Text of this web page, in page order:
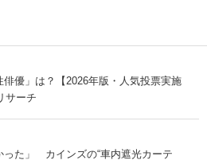
優」は？【2026年版・人気投票実施
サーチ
った」 カインズの“車内遮光カーテ